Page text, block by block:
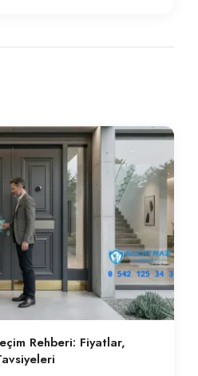
Rehberi: Fiyatlar,